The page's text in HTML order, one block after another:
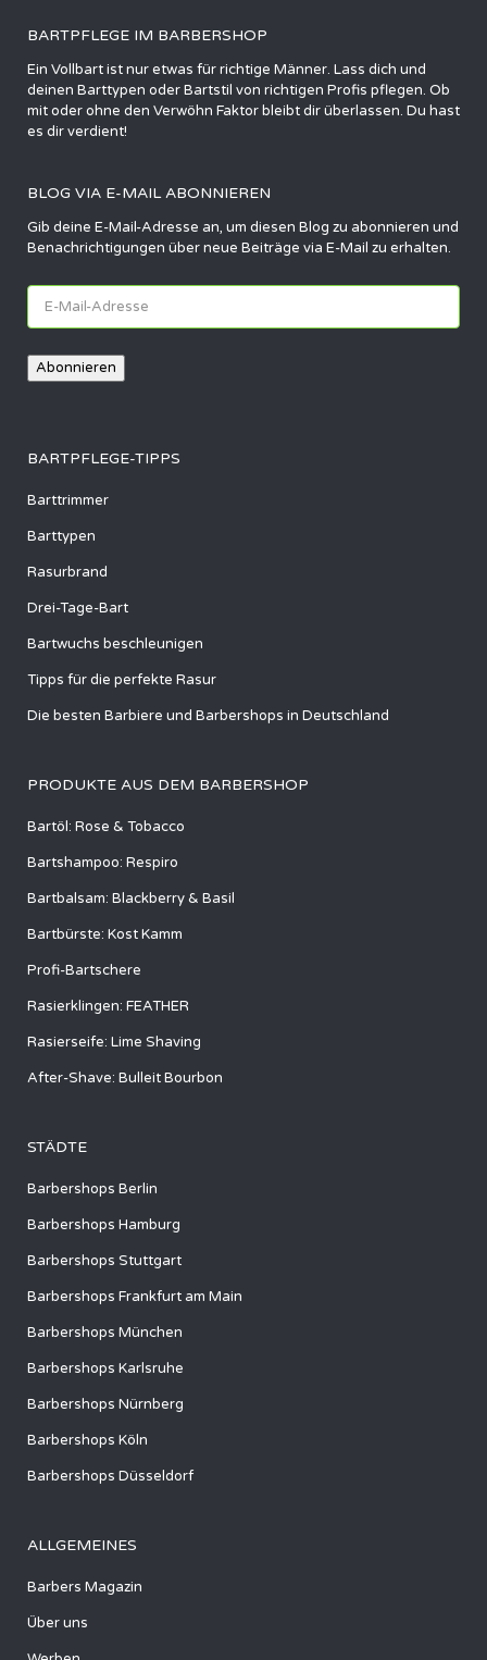
BARTPFLEGE IM BARBERSHOP
Ein Vollbart ist nur etwas für richtige Männer. Lass dich und
deinen Barttypen oder Bartstil von richtigen Profis pflegen. Ob
mit oder ohne den Verwöhn Faktor bleibt dir überlassen. Du hast
es dir verdient!
BLOG VIA E-MAIL ABONNIEREN
Gib deine E-Mail-Adresse an, um diesen Blog zu abonnieren und
Benachrichtigungen über neue Beiträge via E-Mail zu erhalten.
E-
Mail-
Abonnieren
BARTPFLEGE-TIPPS
Barttrimmer
Barttypen
Rasurbrand
Drei-Tage-Bart
Bartwuchs beschleunigen
Tipps für die perfekte Rasur
Die besten Barbiere und Barbershops in Deutschland
PRODUKTE AUS DEM BARBERSHOP
Bartöl: Rose & Tobacco
Bartshampoo: Respiro
Bartbalsam: Blackberry & Basil
Bartbürste: Kost Kamm
Profi-Bartschere
Rasierklingen: FEATHER
Rasierseife: Lime Shaving
After-Shave: Bulleit Bourbon
STÄDTE
Barbershops Berlin
Barbershops Hamburg
Barbershops Stuttgart
Barbershops Frankfurt am Main
Barbershops München
Barbershops Karlsruhe
Barbershops Nürnberg
Barbershops Köln
Barbershops Düsseldorf
ALLGEMEINES
Barbers Magazin
Über uns